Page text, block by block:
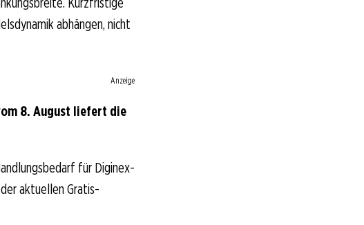
abhängen, nicht
Anzeige
8. August liefert die
für Diginex-
aktuellen Gratis-